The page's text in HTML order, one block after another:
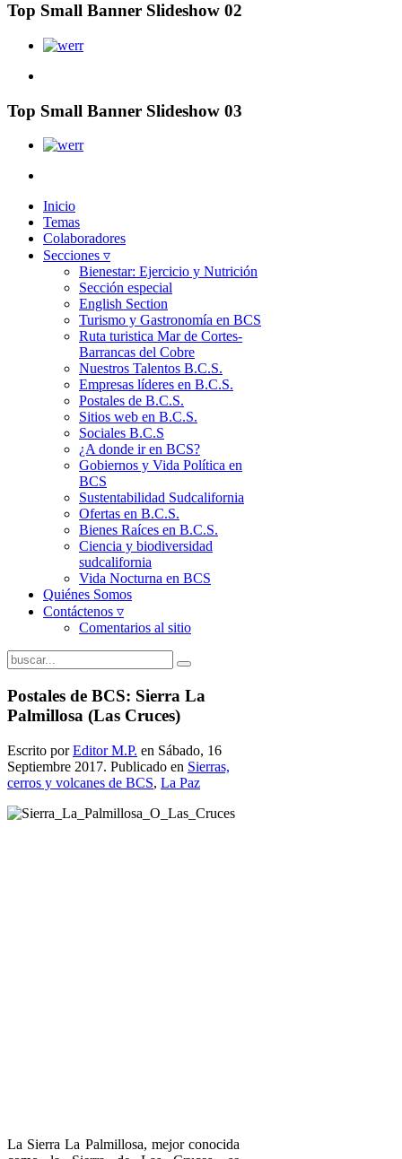
Top Small Banner Slideshow 02
Top Small Banner Slideshow 03
Inicio
Temas
Colaboradores
Secciones ▿
Bienestar: Ejercicio y Nutrición
Sección especial
English Section
Turismo y Gastronomía en BCS
Ruta turistica Mar de Cortes-
Barrancas del Cobre
Nuestros Talentos B.C.S.
Empresas líderes en B.C.S.
Postales de B.C.S.
Sitios web en B.C.S.
Sociales B.C.S
¿A donde ir en BCS?
Gobiernos y Vida Política en
BCS
Sustentabilidad Sudcalifornia
Ofertas en B.C.S.
Bienes Raíces en B.C.S.
Ciencia y biodiversidad
sudcalifornia
Vida Nocturna en BCS
Quiénes Somos
Contáctenos ▿
Comentarios al sitio
Postales de BCS: Sierra La
Palmillosa (Las Cruces)
Escrito porEditor M.P. en Sábado, 16
Septiembre 2017. Publicado en Sierras,
cerros y volcanes de BCS, La Paz
La Sierra La Palmillosa, mejor conocida